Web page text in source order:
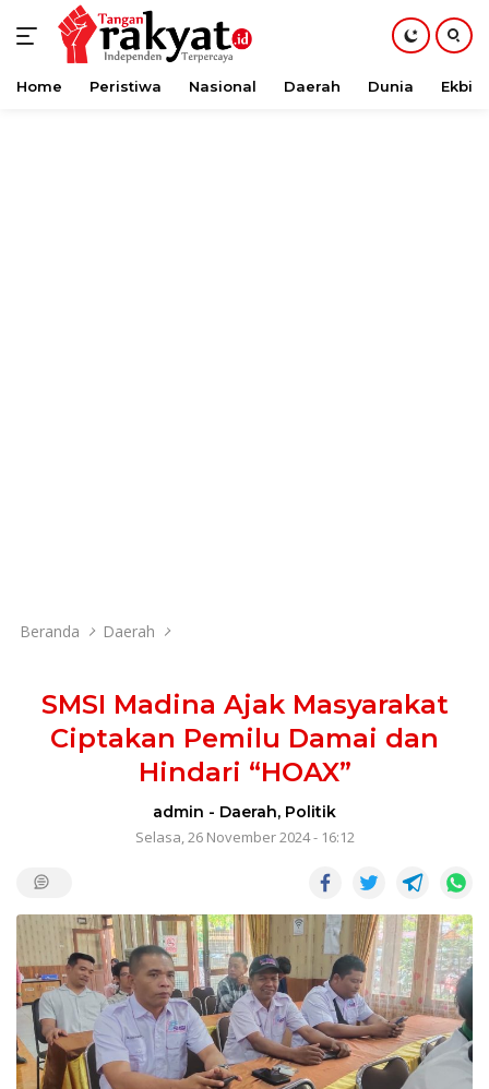
Langsung
Home Peristiwa Nasional Daerah Dunia Ekbis
Beranda Daerah
SMSI Madina Ajak Masyarakat
Ciptakan Pemilu Damai dan
Hindari “HOAX”
admin - Daerah, Politik
Selasa, 26 November 2024 - 16:12